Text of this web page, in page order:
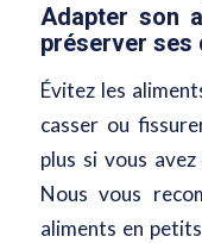
Adapter son
préserver ses
Évitez les
casser ou
plus si vous
Nous vous
aliments en